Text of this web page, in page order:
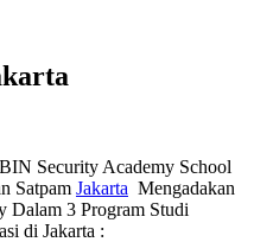
Security Academy School
Satpam Jakarta Mengadakan
Dalam 3 Program Studi
di Jakarta :